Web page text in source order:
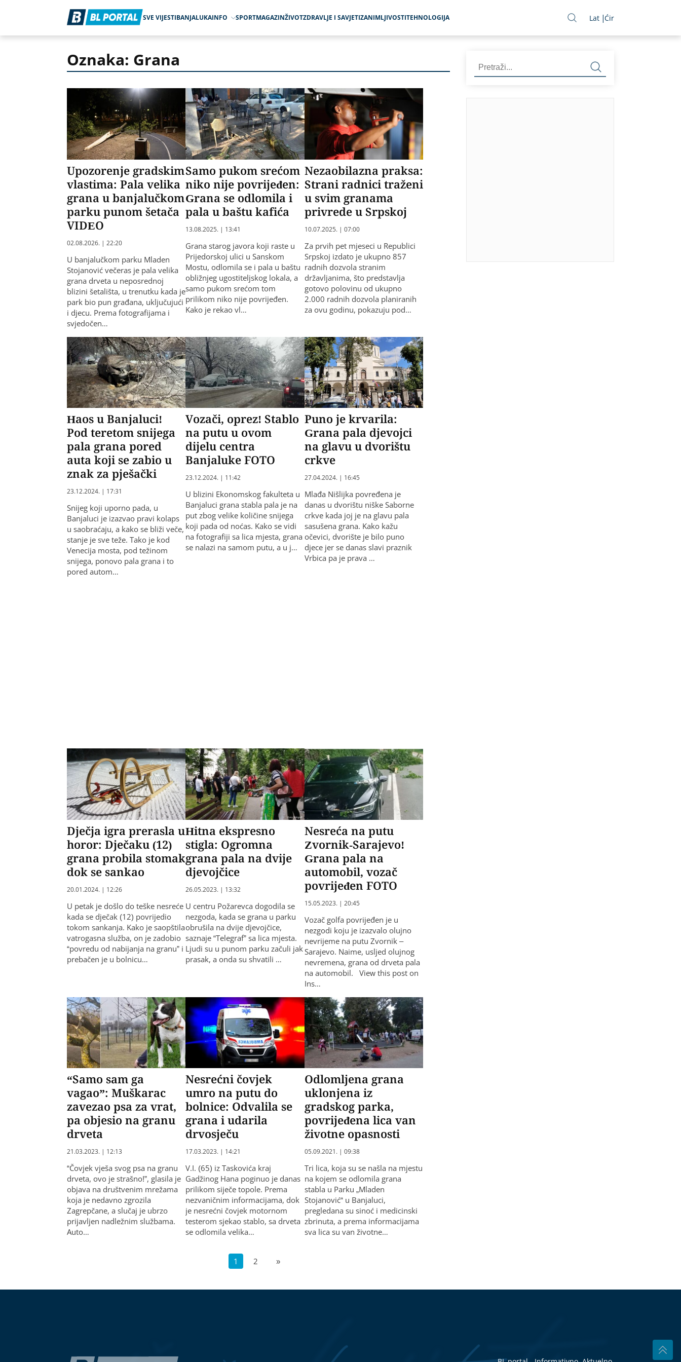
SVE VIJESTIBANJALUKAINFO SPORTMAGAZINŽIVOTZDRAVLJE I SAVJETIZANIMLJIVOSTITEHNOLOGIJA Lat Ćir
Oznaka: Grana
Upozorenje gradskim
vlastima: Pala velika
grana u banjalučkom
parku punom šetača
VIDEO
02.08.2026. | 22:20
U banjalučkom parku Mladen
Stojanović večeras je pala velika
grana drveta u neposrednoj
blizini šetališta, u trenutku kada je
park bio pun građana, uključujući
i djecu. Prema fotografijama i
svjedočen…
Samo pukom srećom
niko nije povrijeđen:
Grana se odlomila i
pala u baštu kafića
13.08.2025. | 13:41
Grana starog javora koji raste u
Prijedorskoj ulici u Sanskom
Mostu, odlomila se i pala u baštu
obližnjeg ugostiteljskog lokala, a
samo pukom srećom tom
prilikom niko nije povrijeđen.
Kako je rekao vl…
Nezaobilazna praksa:
Strani radnici traženi
u svim granama
privrede u Srpskoj
10.07.2025. | 07:00
Za prvih pet mjeseci u Republici
Srpskoj izdato je ukupno 857
radnih dozvola stranim
državljanima, što predstavlja
gotovo polovinu od ukupno
2.000 radnih dozvola planiranih
za ovu godinu, pokazuju pod…
Haos u Banjaluci!
Pod teretom snijega
pala grana pored
auta koji se zabio u
znak za pješački
23.12.2024. | 17:31
Snijeg koji uporno pada, u
Banjaluci je izazvao pravi kolaps
u saobraćaju, a kako se bliži veče,
stanje je sve teže. Tako je kod
Venecija mosta, pod težinom
snijega, ponovo pala grana i to
pored autom…
Vozači, oprez! Stablo
na putu u ovom
dijelu centra
Banjaluke FOTO
23.12.2024. | 11:42
U blizini Ekonomskog fakulteta u
Banjaluci grana stabla pala je na
put zbog velike količine snijega
koji pada od noćas. Kako se vidi
na fotografiji sa lica mjesta, grana
se nalazi na samom putu, a u j…
Puno je krvarila:
Grana pala djevojci
na glavu u dvorištu
crkve
27.04.2024. | 16:45
Mlađa Nišlijka povređena je
danas u dvorištu niške Saborne
crkve kada joj je na glavu pala
sasušena grana. Kako kažu
očevici, dvorište je bilo puno
djece jer se danas slavi praznik
Vrbica pa je prava …
Dječja igra prerasla u
horor: Dječaku (12)
grana probila stomak
dok se sankao
20.01.2024. | 12:26
U petak je došlo do teške nesreće
kada se dječak (12) povrijedio
tokom sankanja. Kako je saopštila
vatrogasna služba, on je zadobio
“povredu od nabijanja na granu” i
prebačen je u bolnicu…
Hitna ekspresno
stigla: Ogromna
grana pala na dvije
djevojčice
26.05.2023. | 13:32
U centru Požarevca dogodila se
nezgoda, kada se grana u parku
obrušila na dvije djevojčice,
saznaje “Telegraf” sa lica mjesta.
Ljudi su u punom parku začuli jak
prasak, a onda su shvatili …
Nesreća na putu
Zvornik-Sarajevo!
Grana pala na
automobil, vozač
povrijeđen FOTO
15.05.2023. | 20:45
Vozač golfa povrijeđen je u
nezgodi koju je izazvalo olujno
nevrijeme na putu Zvornik –
Sarajevo. Naime, usljed olujnog
nevremena, grana od drveta pala
na automobil. View this post on
Ins…
“Samo sam ga
vagao”: Muškarac
zavezao psa za vrat,
pa objesio na granu
drveta
21.03.2023. | 12:13
“Čovjek vješa svog psa na granu
drveta, ovo je strašno!”, glasila je
objava na društvenim mrežama
koja je nedavno zgrozila
Zagrepčane, a slučaj je ubrzo
prijavljen nadležnim službama.
Auto…
Nesrećni čovjek
umro na putu do
bolnice: Odvalila se
grana i udarila
drvosječu
17.03.2023. | 14:21
V.I. (65) iz Taskovića kraj
Gadžinog Hana poginuo je danas
prilikom siječe topole. Prema
nezvaničnim informacijama, dok
je nesrećni čovjek motornom
testerom sjekao stablo, sa drveta
se odlomila velika…
Odlomljena grana
uklonjena iz
gradskog parka,
povrijeđena lica van
životne opasnosti
05.09.2021. | 09:38
Tri lica, koja su se našla na mjestu
na kojem se odlomila grana
stabla u Parku „Mladen
Stojanović“ u Banjaluci,
pregledana su sinoć i medicinski
zbrinuta, a prema informacijama
sva lica su van životne…
1 2 »